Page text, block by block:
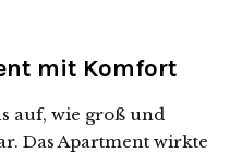
mit Komfort
auf, wie groß und
Das Apartment wirkte